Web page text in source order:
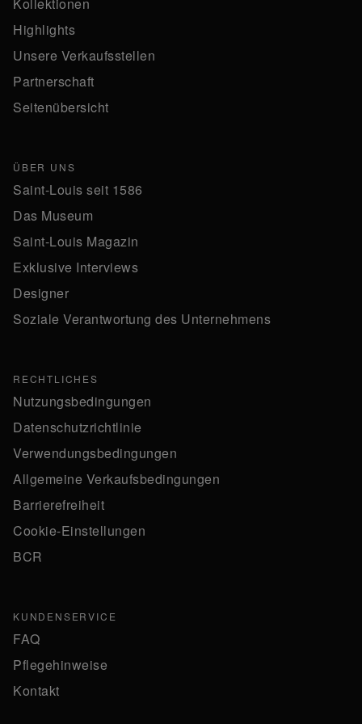
Highlights
Unsere Verkaufsstellen
Partnerschaft
Seitenübersicht
ÜBER UNS
Saint-Louis seit 1586
Das Museum
Saint-Louis Magazin
Exklusive Interviews
Designer
Soziale Verantwortung des Unternehmens
RECHTLICHES
Nutzungsbedingungen
Datenschutzrichtlinie
Verwendungsbedingungen
Allgemeine Verkaufsbedingungen
Barrierefreiheit
Cookie-Einstellungen
BCR
KUNDENSERVICE
FAQ
Pflegehinweise
Kontakt